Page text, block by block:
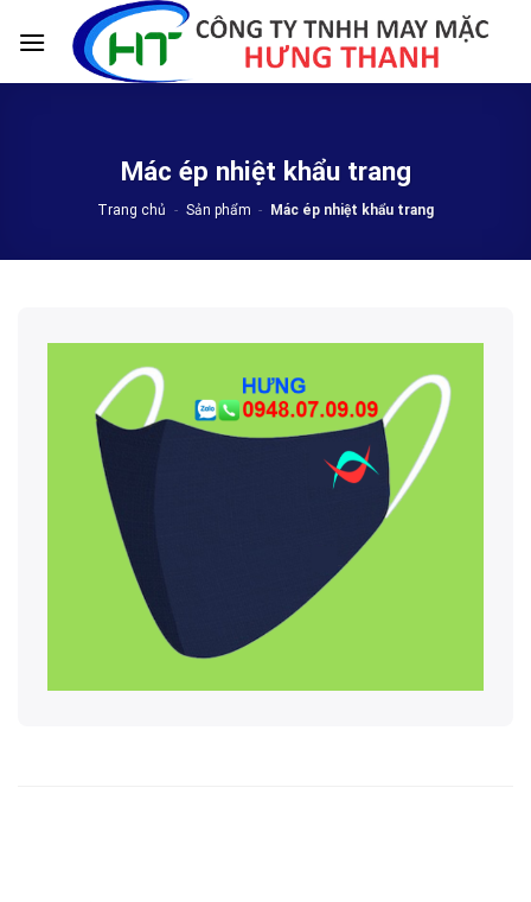
Mác ép nhiệt khẩu trang
Trang chủ - Sản phẩm - Mác ép nhiệt khẩu trang